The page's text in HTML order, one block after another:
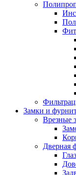
Замки и
Врезные
Дверная